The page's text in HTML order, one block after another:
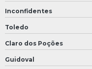
Inconfidentes
Toledo
Claro dos Poções
Guidoval